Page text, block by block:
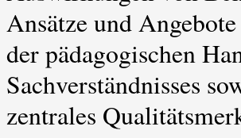
Ansätze und
der pädagogischen
Sachverständnisses
zentrales